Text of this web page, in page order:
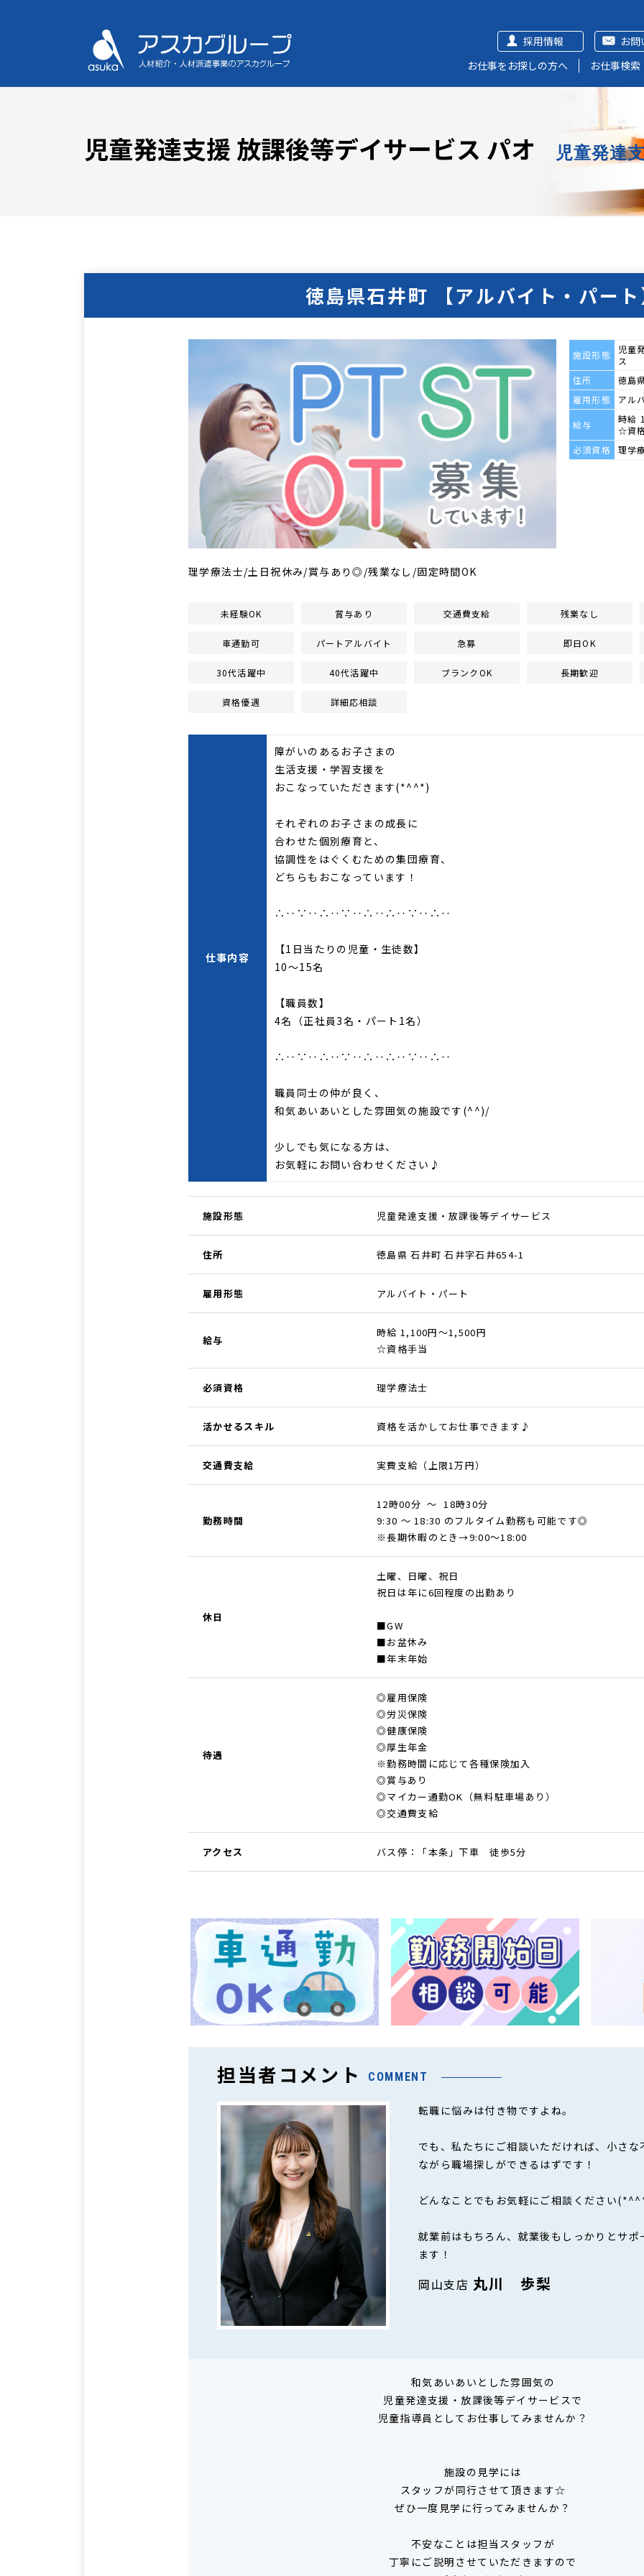
お問
採用情報
お仕事をお探しの方へ
お仕事検索
児童発達支援 放課後等デイサービス パオ 児童発達
徳島県石井町 【アルバイト・パー
施設形態
児童
ス
住所
徳島
雇用形態
アル
給与
時給
☆資
必須資格
理学
理学療法士/土日祝休み/賞与あり◎/残業なし/固定時間OK
未経験OK 賞与あり 交通費支給 残業なし
車通勤可 パートアルバイト 急募 即日OK
30代活躍中 40代活躍中 ブランクOK 長期歓迎
資格優遇 詳細応相談
仕事内容
障がいのあるお子さまの
生活支援・学習支援を
おこなっていただきます(*^^*)
それぞれのお子さまの成長に
合わせた個別療育と、
協調性をはぐくむための集団療育、
どちらもおこなっています！
∴‥∵‥∴‥∵‥∴‥∴‥∵‥∴‥
【1日当たりの児童・生徒数】
10～15名
【職員数】
4名（正社員3名・パート1名）
∴‥∵‥∴‥∵‥∴‥∴‥∵‥∴‥
職員同士の仲が良く、
和気あいあいとした雰囲気の施設です(^^)/
少しでも気になる方は、
お気軽にお問い合わせください♪
施設形態 児童発達支援・放課後等デイサービス
住所 徳島県 石井町 石井字石井654-1
雇用形態 アルバイト・パート
給与
時給 1,100円～1,500円
☆資格手当
必須資格 理学療法士
活かせるスキル 資格を活かしてお仕事できます♪
交通費支給 実費支給（上限1万円）
勤務時間
12時00分 ～ 18時30分
9:30 ～ 18:30 のフルタイム勤務も可能です◎
※長期休暇のとき→9:00～18:00
休日
土曜、日曜、祝日
祝日は年に6回程度の出勤あり
■GW
■お盆休み
■年末年始
待遇
◎雇用保険
◎労災保険
◎健康保険
◎厚生年金
※勤務時間に応じて各種保険加入
◎賞与あり
◎マイカー通勤OK（無料駐車場あり）
◎交通費支給
アクセス バス停：「本条」下車 徒歩5分
担当者コメント COMMENT
転職に悩みは付き物ですよね。
でも、私たちにご相談いただければ、小さ
ながら職場探しができるはずです！
どんなことでもお気軽にご相談ください
就業前はもちろん、就業後もしっかりとサ
ます！
岡山支店 丸川 歩梨
和気あいあいとした雰囲気の
児童発達支援・放課後等デイサービスで
児童指導員としてお仕事してみませんか？
施設の見学には
スタッフが同行させて頂きます☆
ぜひ一度見学に行ってみませんか？
不安なことは担当スタッフが
丁寧にご説明させていただきますので